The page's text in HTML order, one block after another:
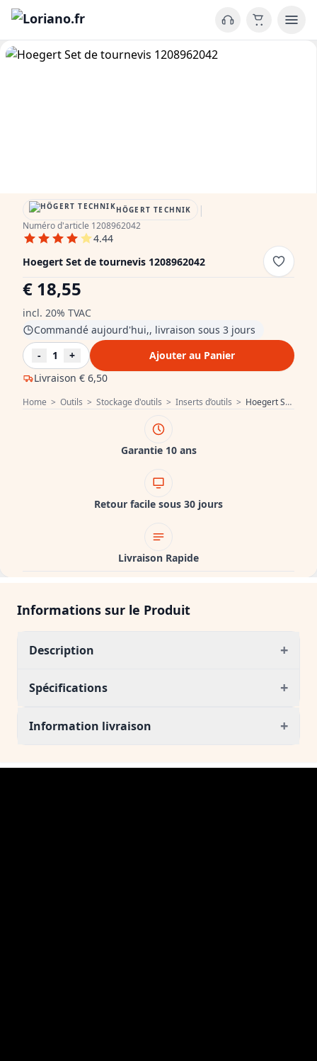
Home > Outils > Stockage d'outils > Inserts d’outils > Hoegert Set de tournevis 1208962042
HÖGERT TECHNIK |
Numéro d'article 1208962042
4.44
Hoegert Set de tournevis 1208962042
€ 18,55
incl. 20% TVAC
Livraison € 6,50
Commandé aujourd'hui,, livraison sous 3 jours
-
1 + Ajouter au Panier
Garantie 10 ans
Retour facile sous 30 jours
Livraison Rapide
Informations sur le Produit
Description +
Spécifications +
Information livraison +